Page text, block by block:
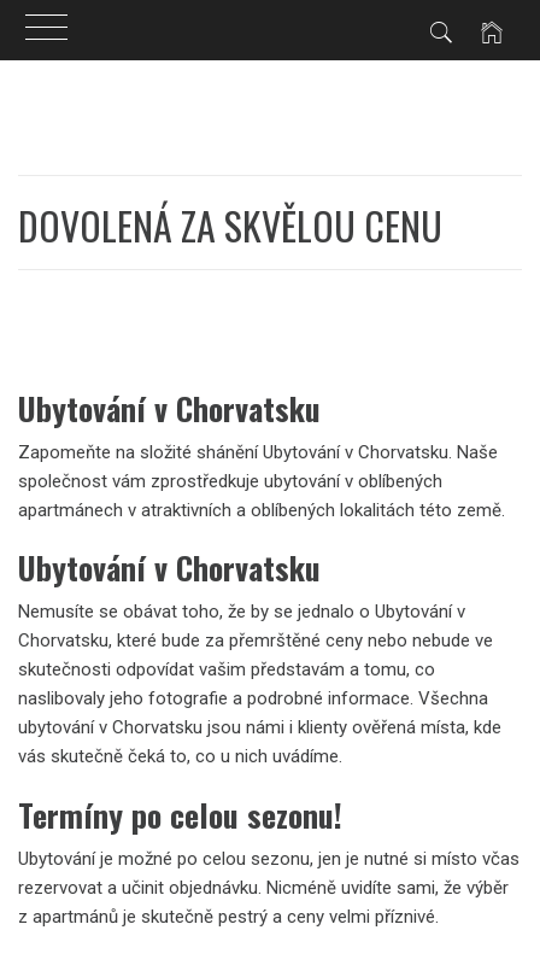
DOVOLENÁ ZA SKVĚLOU CENU
Ubytování v Chorvatsku
Zapomeňte na složité shánění Ubytování v Chorvatsku. Naše
společnost vám zprostředkuje ubytování v oblíbených
apartmánech v atraktivních a oblíbených lokalitách této země.
Ubytování v Chorvatsku
Nemusíte se obávat toho, že by se jednalo o Ubytování v
Chorvatsku, které bude za přemrštěné ceny nebo nebude ve
skutečnosti odpovídat vašim představám a tomu, co
naslibovaly jeho fotografie a podrobné informace. Všechna
ubytování v Chorvatsku jsou námi i klienty ověřená místa, kde
vás skutečně čeká to, co u nich uvádíme.
Termíny po celou sezonu!
Ubytování je možné po celou sezonu, jen je nutné si místo včas
rezervovat a učinit objednávku. Nicméně uvidíte sami, že výběr
z apartmánů je skutečně pestrý a ceny velmi příznivé.